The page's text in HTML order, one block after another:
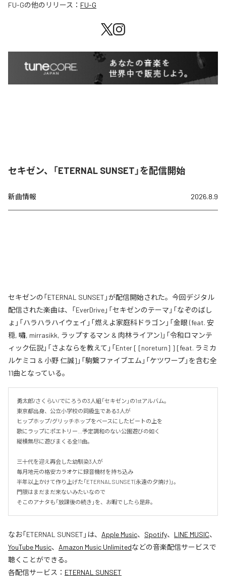
FU-Gの他のリリース： FU-G
セキゼン、「ETERNAL SUNSET」を配信開始
新曲情報 2026.8.9
セキゼンの「ETERNAL SUNSET」が配信開始された。今回デジタル
配信された楽曲は、「EverDrive」「セキゼンのテーマ」「なぞのばし
ょ」「ハラハラハイウェイ」「燃えよ家庭科ドラゴン」「金眼 (feat. 安
穏, 嘯, mirrasikk, ラップするマン & 肉林ライアン)」「令和ロマンテ
ィック伝説」「さよならを教えて」「Enter [ [noreturn] ] [feat. ラミカ
ルケミコ & 小野 仁誠]」「駒繋ファイブエム」「ケツワープ」を含む全
11曲となっている。
勇太郎/さくらい/でにろうの3人組「セキゼン」の1stアルバム。
東京都出身、公立小学校の同級生である3人が
ヒップホップ/グリッチホップをベースにしたビートの上を
歌にラップにポエトリー…予定調和のない公園遊びの如く
縦横無尽に遊びまくる全11曲。
三十代を迎え再会した幼馴染3人が
毎月地元の格安カラオケに録音機材を持ち込み
半年以上かけて作り上げた「ETERNAL SUNSET(永遠の夕焼け)」。
門限はまだまだ来ないみたいなので
そこのアナタも「放課後の続き」を、お暇でしたら是非。
なお「ETERNAL SUNSET 」は、 Apple Music、 Spotify、 LINE MUSIC、
YouTube Music、 Amazon Music Unlimitedなどの音楽配信サービスで
聴くことができる。
各配信サービス： ETERNAL SUNSET